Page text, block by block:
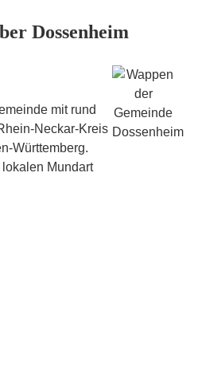
Dossenheim
mit rund
Neckar-Kreis
Württemberg.
Mundart